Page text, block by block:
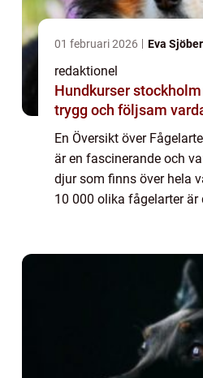
01 februari 2026 Eva
redaktionel
Hundkurser stockholm vägen till en
trygg och följsam
En Översikt över
är en fascinerande och
djur som finns över hela
10 000 olika fågelarter är